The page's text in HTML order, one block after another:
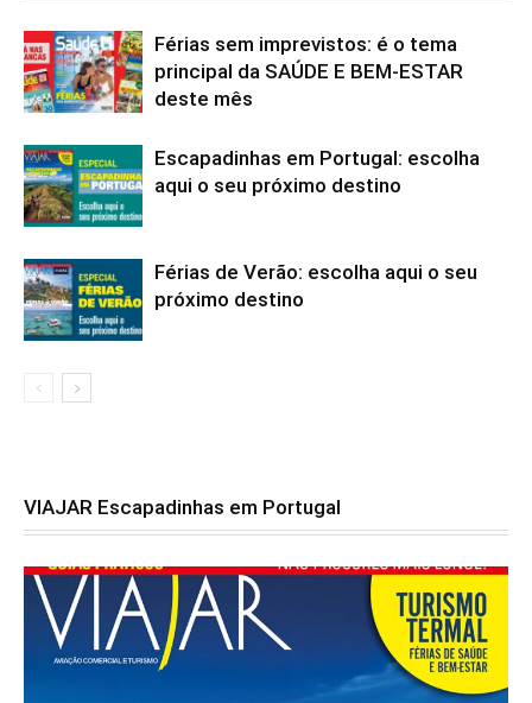
Férias sem imprevistos: é o tema
principal da SAÚDE E BEM-ESTAR
deste mês
Escapadinhas em Portugal: escolha
aqui o seu próximo destino
Férias de Verão: escolha aqui o seu
próximo destino
VIAJAR Escapadinhas em Portugal